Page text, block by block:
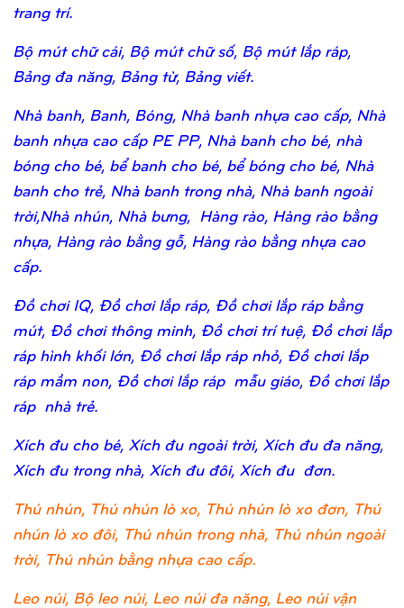
trang trí.
Bộ mút chữ cái, Bộ mút chữ số, Bộ mút lắp ráp,
Bảng đa năng, Bảng từ, Bảng viết.
Nhà banh, Banh, Bóng, Nhà banh nhựa cao cấp, Nhà
banh nhựa cao cấp PE PP, Nhà banh cho bé, nhà
bóng cho bé, bể banh cho bé, bể bóng cho bé, Nhà
banh cho trẻ, Nhà banh trong nhà, Nhà banh ngoài
trời,Nhà nhún, Nhà bưng, Hàng rào, Hàng rào bằng
nhựa, Hàng rào bằng gỗ, Hàng rào bằng nhựa cao
cấp.
Đồ chơi IQ, Đồ chơi lắp ráp, Đồ chơi lắp ráp bằng
mút, Đồ chơi thông minh, Đồ chơi trí tuệ, Đồ chơi lắp
ráp hình khối lớn, Đồ chơi lắp ráp nhỏ, Đồ chơi lắp
ráp mầm non, Đồ chơi lắp ráp mẫu giáo, Đồ chơi lắp
ráp nhà trẻ.
Xích đu cho bé, Xích đu ngoài trời, Xích đu đa năng,
Xích đu trong nhà, Xích đu đôi, Xích đu đơn.
Thú nhún, Thú nhún lò xo, Thú nhún lò xo đơn, Thú
nhún lò xo đôi, Thú nhún trong nhà, Thú nhún ngoài
trời, Thú nhún bằng nhựa cao cấp.
Leo núi, Bộ leo núi, Leo núi đa năng, Leo núi vận